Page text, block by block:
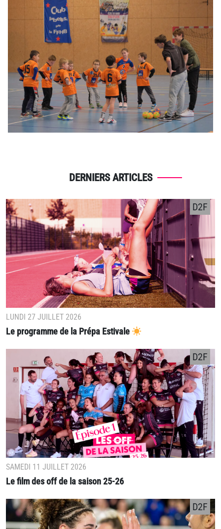
DERNIERS ARTICLES
LUNDI 27 JUILLET 2026
Le programme de la Prépa Estivale
D2F
SAMEDI 11 JUILLET 2026
Le film des off de la saison 25-26
D2F
D2F